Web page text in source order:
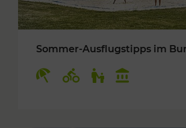
Sommer-Ausflugstipps im